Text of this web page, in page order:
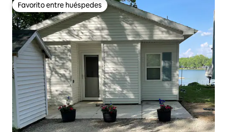
Favorito entre huéspedes
Favorito entre huéspedes